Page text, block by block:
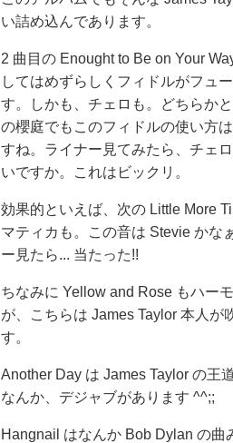
い詰め込んであります。
2 曲目の Enought to Be on Your
してはめずらしくフィドルがフュ
す。しかも、チェロも。どちらか
の櫻庭でもこのフィドルの使い方
すね。ライナー見てみたら、チェ
いですか。これはビックリ。
効果的といえば、次の Little More
マティカも。この音は Stevie かな
ー見たら... 当たった!!
ちなみに Yellow and Rose もハー
が、こちらは James Taylor 本人が
す。
Another Day は James Taylor の王
なんか、デジャブがあります ^^;;
Hangnail はなんか Bob Dylan の曲